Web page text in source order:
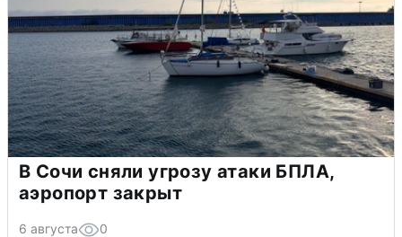
В Сочи сняли угрозу атаки БПЛА,
аэропорт закрыт
6 августа 0